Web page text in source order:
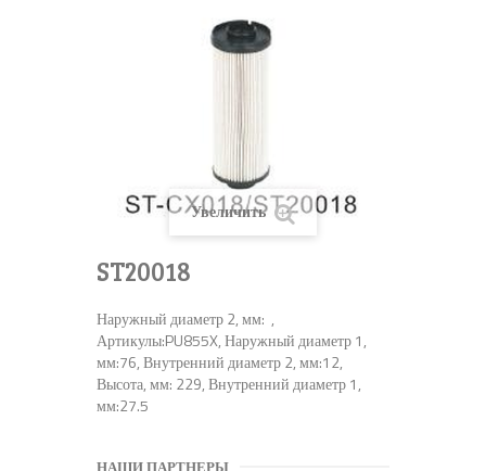
Увеличить
ST20018
Наружный диаметр 2, мм: ,
Артикулы:PU855X, Наружный диаметр 1,
мм:76, Внутренний диаметр 2, мм:12,
Высота, мм: 229, Внутренний диаметр 1,
мм:27.5